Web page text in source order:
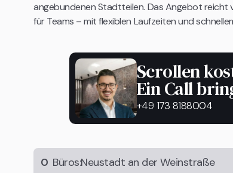
angebundenen Stadtteilen. Das Angebot reicht
für Teams – mit flexiblen Laufzeiten und
Scrollen
Ein Call
+49 173 8188004
0 Büros:Neustadt an der Weinstraße